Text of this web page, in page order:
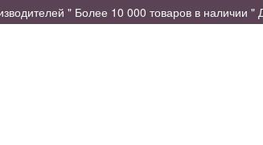
" Более 10 000 товаров в наличии "